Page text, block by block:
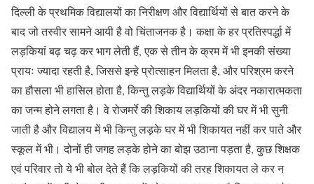
दिल्ली के प्रथमिक विद्यालयों का निरीक्षण और विद्यार्थियों से बात करने के
बाद जो तस्वीर सामने आयी है वो चिंताजनक है। कक्षा के हर प्रतिस्पर्द्धा में
लड़कियां बढ़ चढ़ कर भाग लेती हैं, एक से तीन के क्रम में भी इनकी संख्या
प्रायः ज्यादा रहती है, जिससे इन्हे प्रोत्साहन मिलता है, और परिश्रम करने
का हौसला भी हासिल होता है, किन्तु लड़के विद्यार्थियों के अंदर नकारात्मकता
का जन्म होने लगता है। वे रोजमर्रे की शिकाय लड़कियों की घर में भी सुनी
जाती है और विद्यालय में भी किन्तु लड़के घर में भी शिकायत नहीं कर पाते और
स्कूल में भी। दोनों ही जगह लड़के होने का बोझ उठाना पड़ता है, कुछ शिक्षक
एवं परिवार तो ये भी बोल देते हैं कि लड़कियों की तरह शिकायत ले कर न